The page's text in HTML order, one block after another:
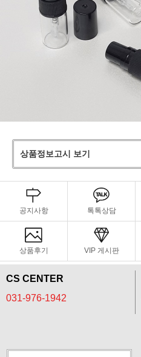
상품정보고시 보기
공지사항 톡톡상담
상품후기 VIP 게시판
CS CENTER
031-976-1942